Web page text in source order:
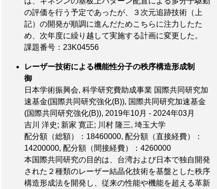
の評価を行う予定であったが、３次元追跡技術（上
記）の開発が順調に進んだためこちらに注力したた
め、次年度に繰り越して実施する計画に変更した。
課題番号：23K04556
レーザー技術による機能性分子の秩序構造形成制
御
日本学術振興会, 科学研究費助成事業 国際共同研究加
速基金(国際共同研究強化(B)), 国際共同研究加速基金
(国際共同研究強化(B)), 2019年10月 - 2024年03月
吉川 洋史; 新家 寛正; 川村 隆三, 埼玉大学
配分額（総額）：18460000, 配分額（直接経費）：
14200000, 配分額（間接経費）：4260000
本国際共同研究の目的は、台湾および日本で独自開発
された２種類のレーザー結晶化技術を基盤とした秩序
構造形成法を開発し、従来の性能や機能を超える革新